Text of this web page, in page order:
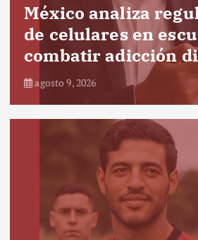
México analiza
de celulares en
combatir adicción
agosto 9, 2026